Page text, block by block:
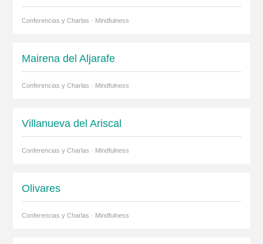
Conferencias y Charlas · Mindfulness
Mairena del Aljarafe
Conferencias y Charlas · Mindfulness
Villanueva del Ariscal
Conferencias y Charlas · Mindfulness
Olivares
Conferencias y Charlas · Mindfulness